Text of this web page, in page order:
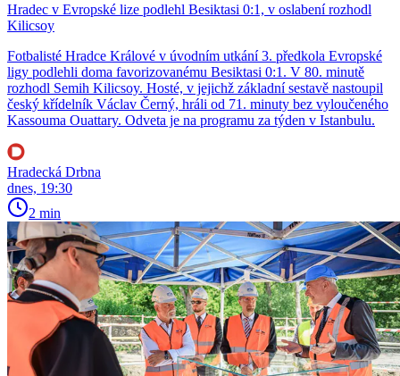
Hradec v Evropské lize podlehl Besiktasi 0:1, v oslabení rozhodl
Kilicsoy
Fotbalisté Hradce Králové v úvodním utkání 3. předkola Evropské
ligy podlehli doma favorizovanému Besiktasi 0:1. V 80. minutě
rozhodl Semih Kilicsoy. Hosté, v jejichž základní sestavě nastoupil
český křídelník Václav Černý, hráli od 71. minuty bez vyloučeného
Kassouma Ouattary. Odveta je na programu za týden v Istanbulu.
Hradecká Drbna
dnes, 19:30
2 min